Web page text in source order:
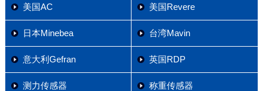
美国AC 美国Revere
日本Minebea 台湾Mavin
意大利Gefran 英国RDP
测力传感器 称重传感器